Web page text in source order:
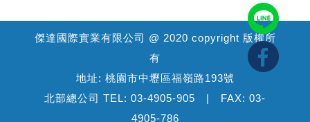
傑達國際實業有限公司 @ 2020 copyright 版權所
有
地址: 桃園市中壢區福嶺路193號
北部總公司 TEL: 03-4905-905 | FAX: 03-
4905-786